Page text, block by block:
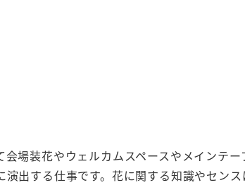
場装花やウェルカムスペースやメインテー
出する仕事です。花に関する知識やセンス